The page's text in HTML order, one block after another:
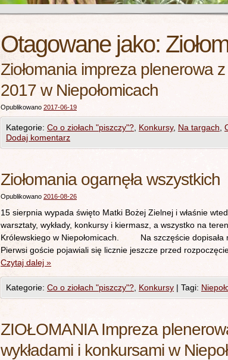
Otagowane jako:
Ziołomania impreza plenerowa
2017 w Niepołomicach
Opublikowano 2017-06-19
Kategorie: Co o ziołach "piszczy"? Konkursy, Na targach
Dodaj komentarz
Ziołomania ogarnęła wszystkich
Opublikowano 2016-08-26
15 sierpnia wypada święto Matki Bożej Zielnej i właśnie
warsztaty, wykłady, konkursy i kiermasz, a wszystko na
Królewskiego w Niepołomicach. Na szczęście dopisała
Pierwsi goście pojawiali się licznie jeszcze przed
Czytaj dalej »
Kategorie: Co o ziołach "piszczy"? Konkursy | Tagi:
ZIOŁOMANIA Impreza
wykładami i konkursami w